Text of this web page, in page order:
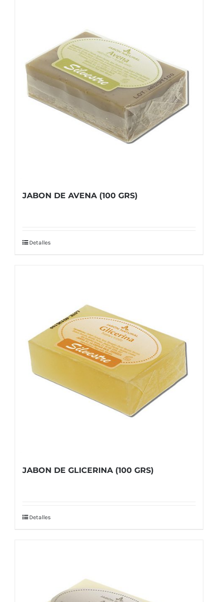
JABON DE AVENA (100 GRS)
Detalles
JABON DE GLICERINA (100 GRS)
Detalles